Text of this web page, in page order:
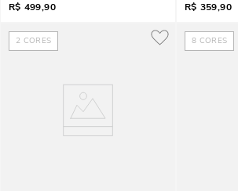
R$ 499,90
R$ 359,90
2 CORES 8 CORES